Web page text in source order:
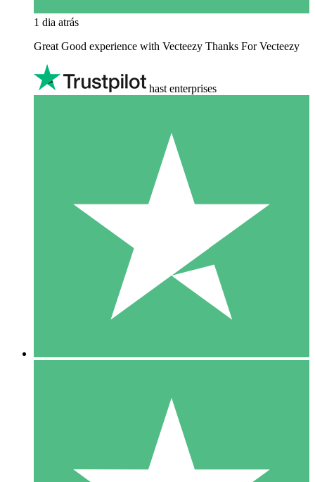
1 dia atrás
Great Good experience with Vecteezy Thanks For Vecteezy
hast enterprises